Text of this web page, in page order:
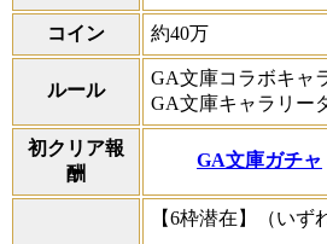
コイン 約40万
ルール
GA文庫コラボキャ
GA文庫キャラリー
初クリア報
酬
GA文庫ガチャ
【6枠潜在】（いず